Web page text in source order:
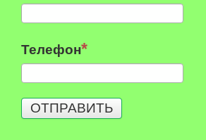
Телефон
ОТПРАВИТЬ